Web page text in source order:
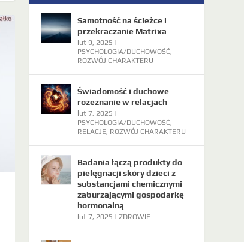
Samotność na ścieżce i
przekraczanie Matrixa
lut 9, 2025 |
PSYCHOLOGIA/DUCHOWOŚĆ,
ROZWÓJ CHARAKTERU
Świadomość i duchowe
rozeznanie w relacjach
lut 7, 2025 |
PSYCHOLOGIA/DUCHOWOŚĆ,
RELACJE, ROZWÓJ CHARAKTERU
Badania łączą produkty do
pielęgnacji skóry dzieci z
substancjami chemicznymi
zaburzającymi gospodarkę
hormonalną
lut 7, 2025 |ZDROWIE